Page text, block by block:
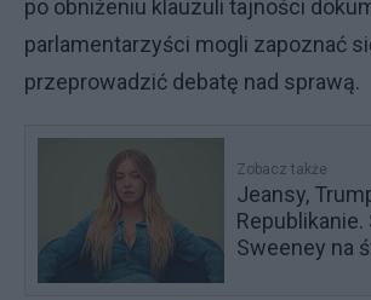
po obniżeniu klauzuli tajności
parlamentarzyści mogli zapoznać
przeprowadzić debatę nad sprawą.
Zobacz także
Jeansy,
Republikanie.
Sweeney na